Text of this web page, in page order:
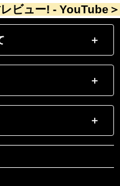
ビュー! - YouTube ＞